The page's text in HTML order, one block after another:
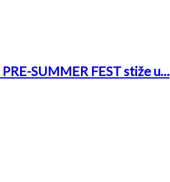
SUMMER FEST stiže u…